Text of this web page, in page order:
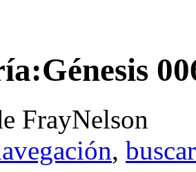
FrayNelson
, buscar